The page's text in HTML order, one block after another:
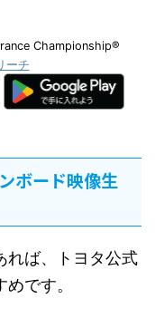
Championship®
ーチ
ボード映像生
れば、トヨタ公式
です。